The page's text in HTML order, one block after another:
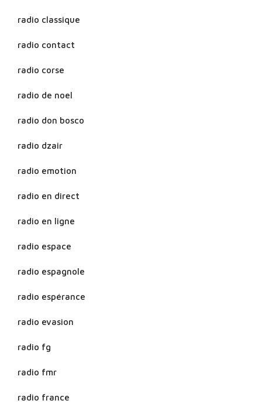
radio classique
radio contact
radio corse
radio de noel
radio don bosco
radio dzair
radio emotion
radio en direct
radio en ligne
radio espace
radio espagnole
radio espérance
radio evasion
radio fg
radio fmr
radio france